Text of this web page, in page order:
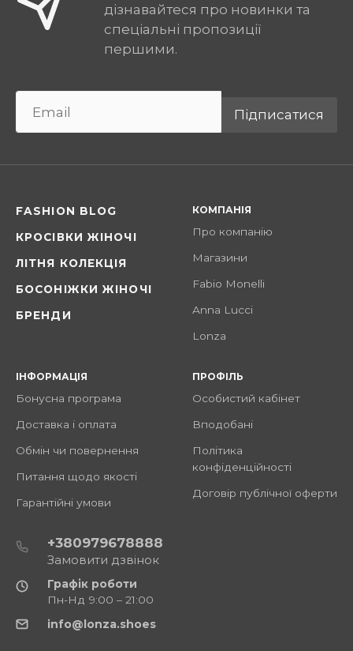
дізнавайтеся про новинки та
спеціальні пропозиції
першими.
Підписатися
FASHION BLOG
КРОСІВКИ ЖІНОЧІ
ЛІТНЯ КОЛЕКЦІЯ
БОСОНІЖКИ ЖІНОЧІ
БРЕНДИ
КОМПАНІЯ
Про компанію
Магазини
Fabio Monelli
Anna Lucci
Lonza
ІНФОРМАЦІЯ
Бонусна програма
Доставка і оплата
Обмін чи повернення
Питання щодо якості
Гарантійні умови
ПРОФІЛЬ
Особистий кабінет
Вподобані
Політика
конфіденційності
Договір публічної оферти
+380979678888
Замовити дзвінок
Графік роботи
Пн-Нд 9:00 – 21:00
info@lonza.shoes